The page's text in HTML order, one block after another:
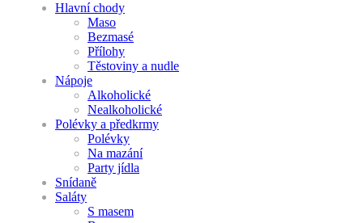
Hlavní chody
Maso
Bezmasé
Přílohy
Těstoviny a nudle
Nápoje
Alkoholické
Nealkoholické
Polévky a předkrmy
Polévky
Na mazání
Party jídla
Snídaně
Saláty
S masem